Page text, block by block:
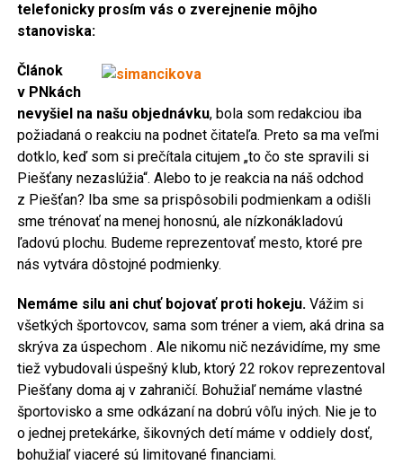
telefonicky prosím vás o zverejnenie môjho
stanoviska:
Článok
v PNkách
nevyšiel na našu objednávku, bola som redakciou iba
požiadaná o reakciu na podnet čitateľa. Preto sa ma veľmi
dotklo, keď som si prečítala citujem „to čo ste spravili si
Piešťany nezaslúžia“. Alebo to je reakcia na náš odchod
z Piešťan? Iba sme sa prispôsobili podmienkam a odišli
sme trénovať na menej honosnú, ale nízkonákladovú
ľadovú plochu. Budeme reprezentovať mesto, ktoré pre
nás vytvára dôstojné podmienky.
Nemáme silu ani chuť bojovať proti hokeju.Vážim si
všetkých športovcov, sama som tréner a viem, aká drina sa
skrýva za úspechom . Ale nikomu nič nezávidíme, my sme
tiež vybudovali úspešný klub, ktorý 22 rokov reprezentoval
Piešťany doma aj v zahraničí. Bohužiaľ nemáme vlastné
športovisko a sme odkázaní na dobrú vôľu iných. Nie je to
o jednej pretekárke, šikovných detí máme v oddiely dosť,
bohužiaľ viaceré sú limitované financiami.